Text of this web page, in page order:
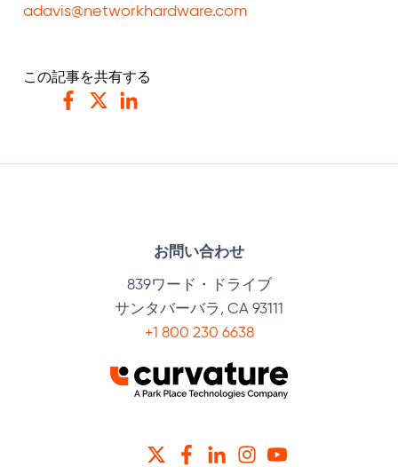
adavis@networkhardware.com
この記事を共有する
お問い合わせ
839ワード・ドライブ
サンタバーバラ, CA 93111
+1 800 230 6638
ツイッター
フェイスブック
リンクトイン
インスタグラム
YOUTUBE